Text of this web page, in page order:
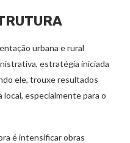
urbana e rural
estratégia iniciada
ele, trouxe resultados
local, especialmente para o
é intensificar obras